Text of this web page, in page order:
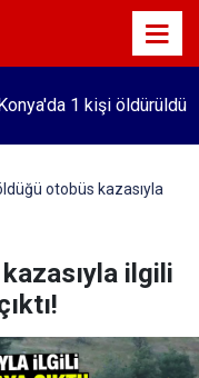
1 kişi öldürüldü
otobüs kazasıyla
ilgili